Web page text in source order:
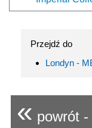
Przejdź do
Londyn -
« powrót